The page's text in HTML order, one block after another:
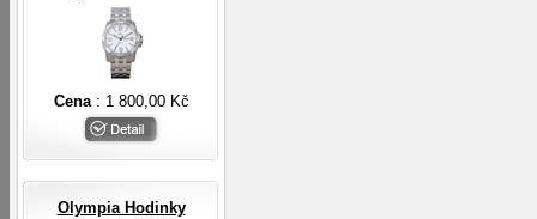
Cena : 1 800,00 Kč
Olympia Hodinky